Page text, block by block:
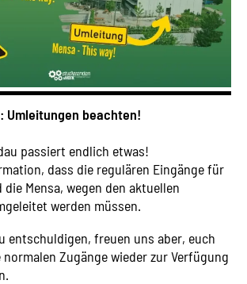
Umleitungen beachten!
passiert endlich etwas!
dass die regulären Eingänge für
Mensa, wegen den aktuellen
werden müssen.
entschuldigen, freuen uns aber, euch
normalen Zugänge wieder zur Verfügung